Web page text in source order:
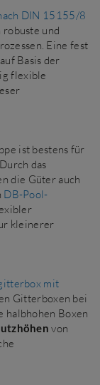
DIN 15155/8
und
Eine fest
Basis der
flexible
ist bestens für
das
die Güter auch
DB-Pool-
kleinerer
mit
Gitterboxen bei
halbhohen Boxen
von